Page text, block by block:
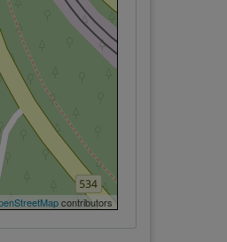
contributors